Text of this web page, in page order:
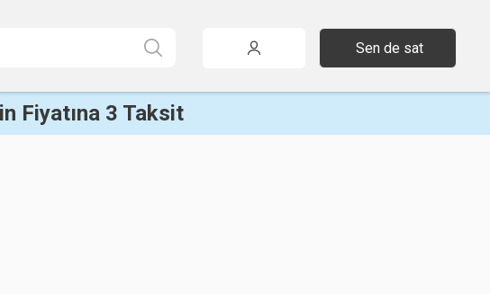
Sen de sat
Fiyatına 3 Taksit